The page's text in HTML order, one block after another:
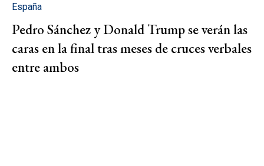
España
Pedro Sánchez y Donald Trump se verán las
caras en la final tras meses de cruces verbales
entre ambos